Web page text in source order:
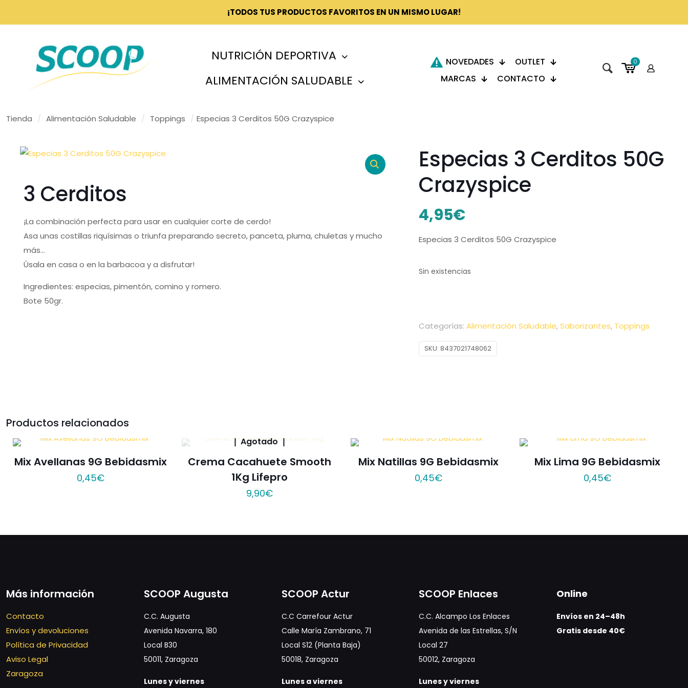
¡TODOS TUS PRODUCTOS FAVORITOS EN UN MISMO LUGAR!
NUTRICIÓN DEPORTIVA
ALIMENTACIÓN SALUDABLE
NOVEDADES
OUTLET
MARCAS
CONTACTO
0
Tienda / Alimentación Saludable / Toppings / Especias 3 Cerditos 50G Crazyspice
3 Cerditos
¡La combinación perfecta para usar en cualquier corte de cerdo!
Asa unas costillas riquísimas o triunfa preparando secreto, panceta, pluma, chuletas y mucho
más…
Úsala en casa o en la barbacoa y a disfrutar!
Ingredientes: especias, pimentón, comino y romero.
Bote 50gr.
Especias 3 Cerditos 50G
Crazyspice
4,95€
Especias 3 Cerditos 50G Crazyspice
Sin existencias
Categorías:Alimentación Saludable,Saborizantes, Toppings
SKU:8437021748062
Productos relacionados
Mix Avellanas 9G Bebidasmix
0,45€
Agotado
Crema Cacahuete Smooth
1Kg Lifepro
9,90€
Mix Natillas 9G Bebidasmix
0,45€
Mix Lima 9G Bebidasmix
0,45€
Más información
Contacto
Envíos y devoluciones
Política de Privacidad
Aviso Legal
Zaragoza
SCOOP Augusta
C.C. Augusta
Avenida Navarra, 180
Local B30
50011, Zaragoza
Lunes y viernes
SCOOP Actur
C.C Carrefour Actur
Calle María Zambrano, 71
Local S12 (Planta Baja)
50018, Zaragoza
Lunes a viernes
SCOOP Enlaces
C.C. Alcampo Los Enlaces
Avenida de las Estrellas, S/N
Local 27
50012, Zaragoza
Lunes y viernes
Online
Envíos en 24–48h
Gratis desde 40€